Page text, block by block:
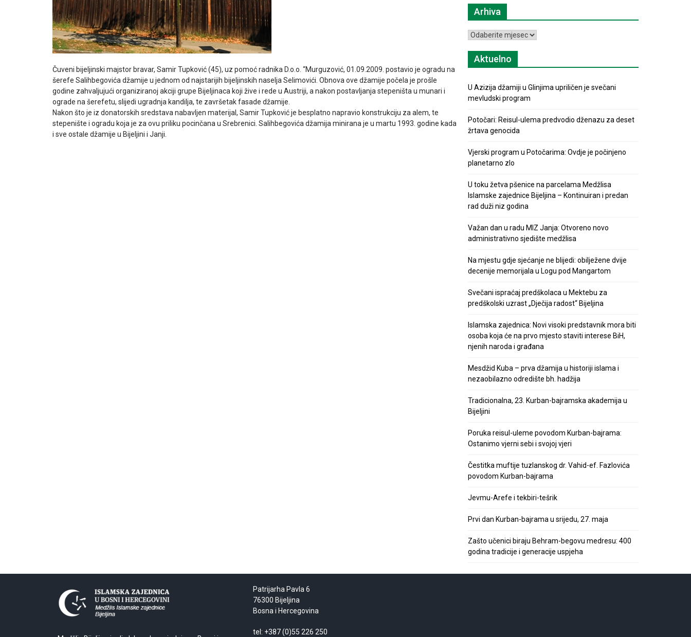
Čuveni bijeljinski majstor bravar, Samir Tupković (45), uz pomoć radnika D.o.o. “Murguzović, 01.09.2009. postavio je ogradu na
šerefe Salihbegovića džamije u jednom od najstarijih bijeljinskih naselja Selimovići. Obnova ove džamije počela je prošle
godine zahvaljujući organiziranoj akciji grupe Bijeljinaca koji žive i rede u Austriji, a nakon postavljanja stepeništa u munari i
ograde na šerefetu, slijedi ugradnja kandilja, te završetak fasade džamije.
Nakon što je iz donatorskih sredstava nabavljen materijal, Samir Tupković je besplatno napravio konstrukciju za alem, te
stepenište i ogradu koja je za ovu priliku pocinčana u Srebrenici. Salihbegovića džamija minirana je u martu 1993. godine kada
i sve ostale džamije u Bijeljini i Janji.
Arhiva
Arhiva
Aktuelno
U Azizija džamiji u Glinjima upriličen je svečani
mevludski program
Potočari: Reisul-ulema predvodio dženazu za deset
žrtava genocida
Vjerski program u Potočarima: Ovdje je počinjeno
planetarno zlo
U toku žetva pšenice na parcelama Medžlisa
Islamske zajednice Bijeljina – Kontinuiran i predan
rad duži niz godina
Važan dan u radu MIZ Janja: Otvoreno novo
administrativno sjedište medžlisa
Na mjestu gdje sjećanje ne blijedi: obilježene dvije
decenije memorijala u Logu pod Mangartom
Svečani ispraćaj predškolaca u Mektebu za
predškolski uzrast „Dječija radost“ Bijeljina
Islamska zajednica: Novi visoki predstavnik mora biti
osoba koja će na prvo mjesto staviti interese BiH,
njenih naroda i građana
Mesdžid Kuba – prva džamija u historiji islama i
nezaobilazno odredište bh. hadžija
Tradicionalna, 23. Kurban-bajramska akademija u
Bijeljini
Poruka reisul-uleme povodom Kurban-bajrama:
Ostanimo vjerni sebi i svojoj vjeri
Čestitka muftije tuzlanskog dr. Vahid-ef. Fazlovića
povodom Kurban-bajrama
Jevmu-Arefe i tekbiri-tešrik
Prvi dan Kurban-bajrama u srijedu, 27. maja
Zašto učenici biraju Behram-begovu medresu: 400
godina tradicije i generacije uspjeha
Patrijarha Pavla 6
76300 Bijeljina
Bosna i Hercegovina
tel: +387 (0)55 226 250